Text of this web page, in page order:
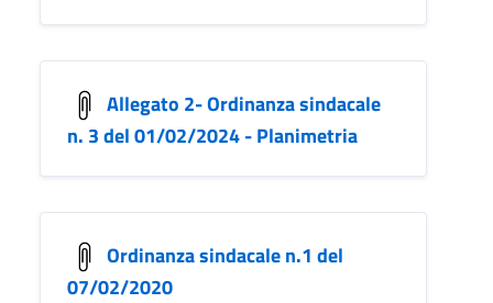
Allegato 2- Ordinanza sindacale
n. 3 del 01/02/2024 - Planimetria
Ordinanza sindacale n.1 del
07/02/2020